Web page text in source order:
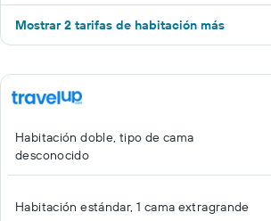
Mostrar 2 tarifas de habitación más
Habitación doble, tipo de cama
desconocido
Habitación estándar, 1 cama extragrande